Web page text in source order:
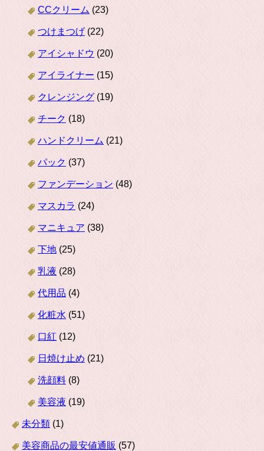
CCクリーム (23)
つけまつげ (22)
アイシャドウ (20)
アイライナー (15)
クレンジング (19)
チーク (18)
ハンドクリーム (21)
パック (37)
ファンデーション (48)
マスカラ (24)
マニキュア (38)
下地 (25)
乳液 (28)
代用品 (4)
化粧水 (51)
口紅 (12)
日焼け止め (21)
洗顔料 (8)
美容液 (19)
未分類 (1)
美容商品の最安値通販 (57)